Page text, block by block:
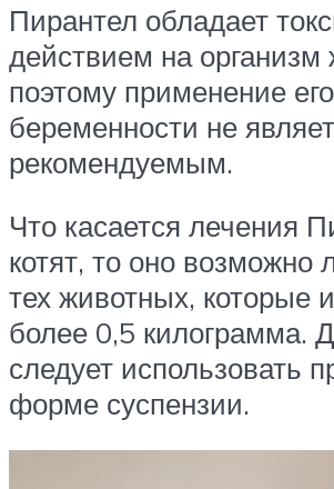
Пирантел обладает
действием на организм
поэтому применение
беременности не
рекомендуемым.
Что касается лечения
котят, то оно возможно
тех животных, которые
более 0,5 килограмма.
следует использовать
форме суспензии.